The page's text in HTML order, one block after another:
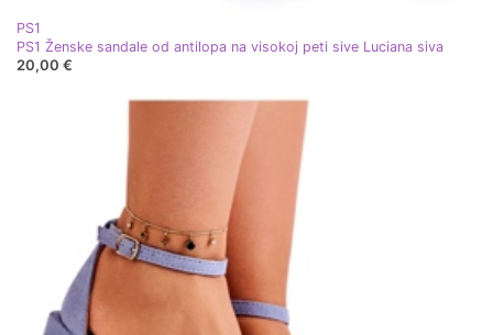
PS1
PS1 Ženske sandale od antilopa na visokoj peti sive Luciana siva
20,00 €